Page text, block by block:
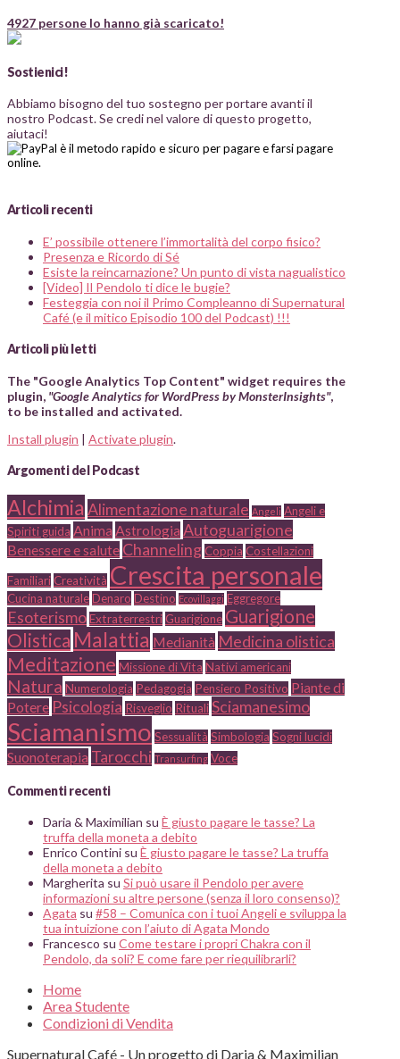
4927 persone lo hanno già scaricato!
Sostienici!
Abbiamo bisogno del tuo sostegno per portare avanti il
nostro Podcast. Se credi nel valore di questo progetto,
aiutaci!
Articoli recenti
E’ possibile ottenere l’immortalità del corpo fisico?
Presenza e Ricordo di Sé
Esiste la reincarnazione? Un punto di vista nagualistico
[Video] Il Pendolo ti dice le bugie?
Festeggia con noi il Primo Compleanno di Supernatural
Café (e il mitico Episodio 100 del Podcast) !!!
Articoli più letti
The "Google Analytics Top Content" widget requires the
plugin, "Google Analytics for WordPress by MonsterInsights",
to be installed and activated.
Install plugin | Activate plugin.
Argomenti del Podcast
Alchimia Alimentazione naturale Angeli Angeli e
Spiriti guida Anima Astrologia Autoguarigione
Benessere e salute ChannelingCoppia Costellazioni
FamiliariCreatività Crescita personale
Cucina naturaleDenaro Destino Ecovillaggi Eggregore
EsoterismoExtraterrestriGuarigione Guarigione
Olistica Malattia Medianità Medicina olistica
Meditazione Missione di Vita Nativi americani
Natura Numerologia Pedagogia Pensiero Positivo Piante di
Potere Psicologia Risveglio RitualiSciamanesimo
Sciamanismo Sessualità Simbologia Sogni lucidi
Suonoterapia Tarocchi Transurfing Voce
Commenti recenti
Daria & Maximilian su È giusto pagare le tasse? La
truffa della moneta a debito
Enrico Contini su È giusto pagare le tasse? La truffa
della moneta a debito
Margherita su Si può usare il Pendolo per avere
informazioni su altre persone (senza il loro consenso)?
Agata su #58 – Comunica con i tuoi Angeli e sviluppa la
tua intuizione con l’aiuto di Agata Mondo
Francesco su Come testare i propri Chakra con il
Pendolo, da soli? E come fare per riequilibrarli?
Home
Area Studente
Condizioni di Vendita
Supernatural Café - Un progetto di Daria & Maximilian